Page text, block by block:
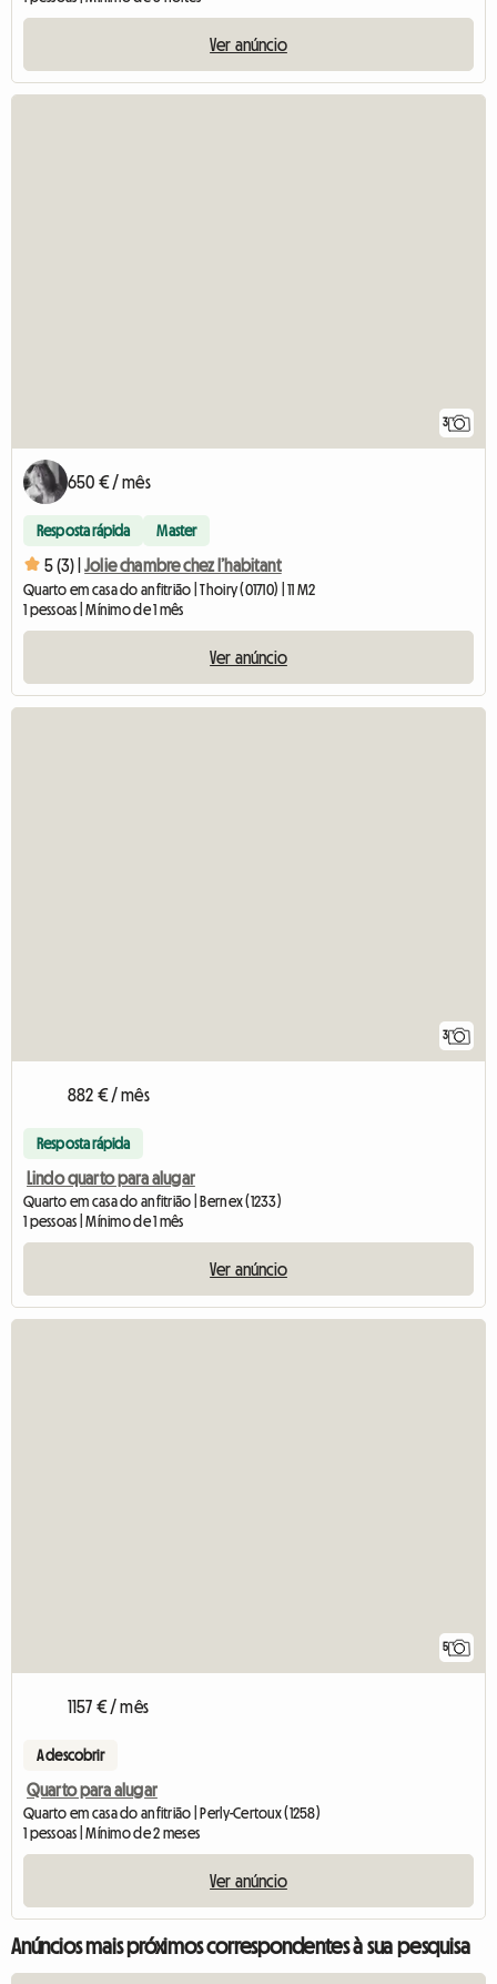
Ver anúncio
3
650 € / mês
Resposta rápida Master
5 (3) | Jolie chambre chez l’habitant
Quarto em casa do anfitrião | Thoiry (01710) | 11 M2
1 pessoas | Mínimo de 1 mês
Ver anúncio
3
882 € / mês
Resposta rápida
Lindo quarto para alugar
Quarto em casa do anfitrião | Bernex (1233)
1 pessoas | Mínimo de 1 mês
Ver anúncio
5
1157 € / mês
A descobrir
Quarto para alugar
Quarto em casa do anfitrião | Perly-Certoux (1258)
1 pessoas | Mínimo de 2 meses
Ver anúncio
Anúncios mais próximos correspondentes à sua pesquisa